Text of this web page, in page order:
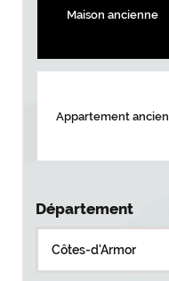
Maison ancienne
Appartement ancien
Département